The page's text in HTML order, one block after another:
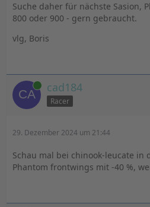
Suche daher für nächste Sasion,
800 oder 900 - gern gebraucht.
vlg, Boris
Online cad184
Racer
29. Dezember 2024 um 21:44
Schau mal bei chinook-leucate in
Phantom frontwings mit -40 %,